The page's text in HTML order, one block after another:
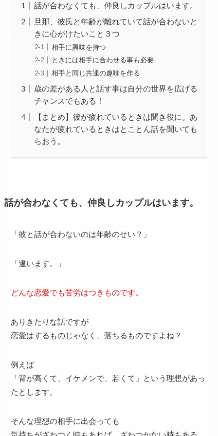
話が合わなくても、仲良しカップルはいます。
旦那、彼氏と年齢が離れていて話が合わないと
きに心がけたいこと３つ
相手に興味を持つ
ときには相手に合わせる事も必要
相手と同じ共通の趣味を作る
歳の差がある人と話す事は自分の世界を広げる
チャンスでもある！
【まとめ】彼が疲れているときは聞き役に。あ
なたが疲れているときはとことん話を聞いても
らおう。
話が合わなくても、仲良しカップルはいます。
「彼と話が合わないのは年齢のせい？」
「違います。」
どんな恋愛でも苦労はつきものです。
ありきたりな話ですが
恋愛はするものじゃなく、落ちるものですよね？
例えば
「背が高くて、イケメンで、若くて」という理想があっ
たとします。
そんな理想の相手に出会っても